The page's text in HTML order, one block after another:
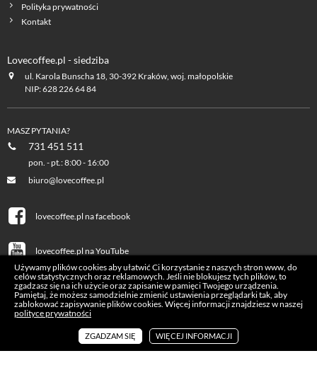
Polityka prywatności
Kontakt
Lovecoffee.pl - siedziba
ul. Karola Bunscha 18, 30-392 Kraków, woj. małopolskie
NIP: 628 226 64 84
MASZ PYTANIA?
731 451 511
pon. - pt.: 8:00 - 16:00
biuro@lovecoffee.pl
lovecoffee.pl na facebook
lovecoffee.pl na YouTube
lovecoffee.pl na Instagram
Używamy plików cookies aby ułatwić Ci korzystanie z naszych stron www, do
celów statystycznych oraz reklamowych. Jeśli nie blokujesz tych plików, to
zgadzasz się na ich użycie oraz zapisanie w pamięci Twojego urządzenia.
Pamiętaj, że możesz samodzielnie zmienić ustawienia przeglądarki tak, aby
zablokować zapisywanie plików cookies. Więcej informacji znajdziesz w naszej
polityce prywatności
ZGADZAM SIĘ WIĘCEJ INFORMACJI